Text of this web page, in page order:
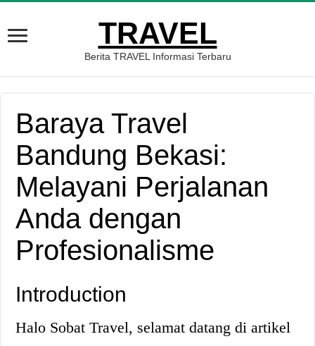
TRAVEL
Berita TRAVEL Informasi Terbaru
Baraya Travel
Bandung Bekasi:
Melayani Perjalanan
Anda dengan
Profesionalisme
Introduction
Halo Sobat Travel, selamat datang di artikel